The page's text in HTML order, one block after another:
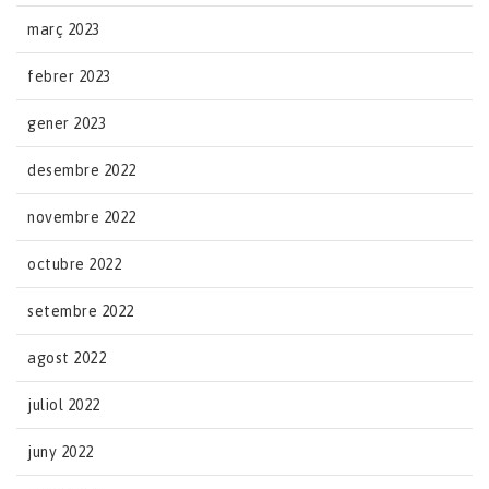
març 2023
febrer 2023
gener 2023
desembre 2022
novembre 2022
octubre 2022
setembre 2022
agost 2022
juliol 2022
juny 2022